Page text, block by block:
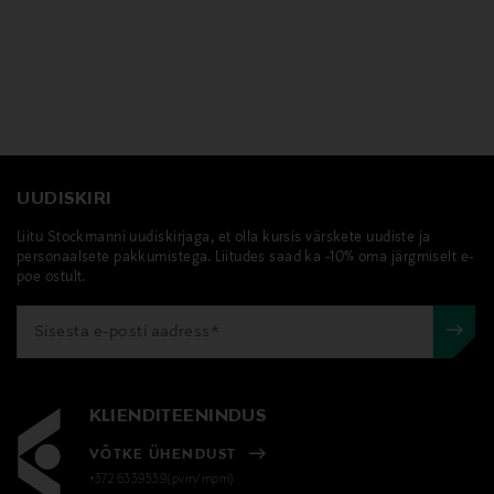
UUDISKIRI
Liitu Stockmanni uudiskirjaga, et olla kursis värskete uudiste ja
personaalsete pakkumistega. Liitudes saad ka -10% oma järgmiselt e-
poe ostult.
KLIENDITEENINDUS
VÕTKE ÜHENDUST
+372 6339539(pvm/mpm)